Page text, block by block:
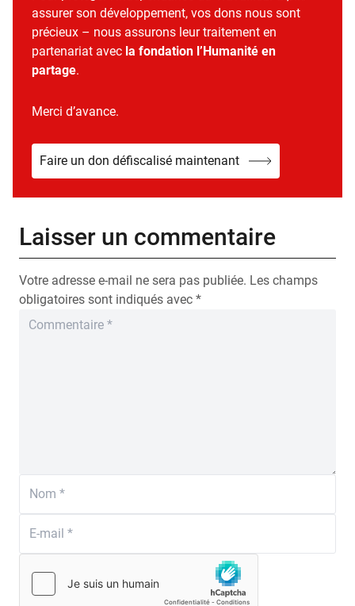
assurer son développement, vos dons nous sont
précieux – nous assurons leur traitement en
partenariat avec la fondation l’Humanité en
partage.
Merci d’avance.
Faire un don défiscalisé maintenant
Laisser un commentaire
Votre adresse e-mail ne sera pas publiée. Les champs
obligatoires sont indiqués avec *